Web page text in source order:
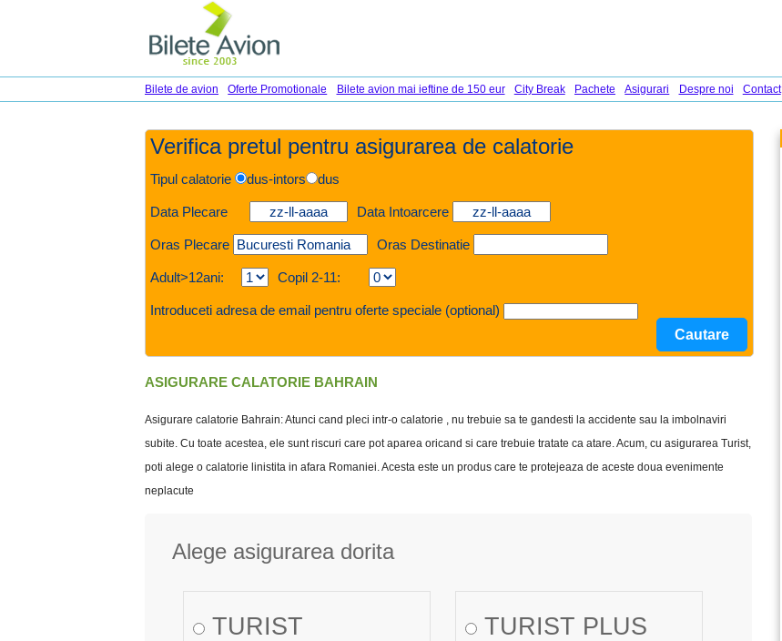
Bilete de avion
Oferte Promotionale Bilete avion mai ieftine de 150 eur City Break Pachete Asigurari Despre noi Contact
Verifica pretul pentru asigurarea de calatorie
Tipul calatorie dus-intors dus
Data Plecare Data Intoarcere
Oras Plecare Oras Destinatie
Adult>12ani: Copil 2-11:
Introduceti adresa de email pentru oferte speciale (optional)
ASIGURARE CALATORIE BAHRAIN
Asigurare calatorie Bahrain: Atunci cand pleci intr-o calatorie , nu trebuie sa te gandesti la accidente sau la imbolnaviri
subite. Cu toate acestea, ele sunt riscuri care pot aparea oricand si care trebuie tratate ca atare. Acum, cu asigurarea Turist,
poti alege o calatorie linistita in afara Romaniei. Acesta este un produs care te protejeaza de aceste doua evenimente
neplacute
Alege asigurarea dorita
TURIST
TURIST PLUS